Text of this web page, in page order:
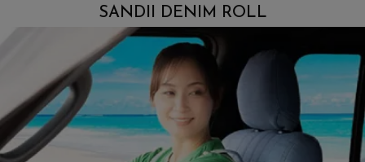
SANDII DENIM ROLL